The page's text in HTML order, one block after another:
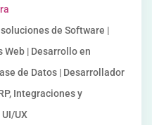
de Software |
Web | Desarrollo en
de Datos | Desarrollador
Integraciones y
UX